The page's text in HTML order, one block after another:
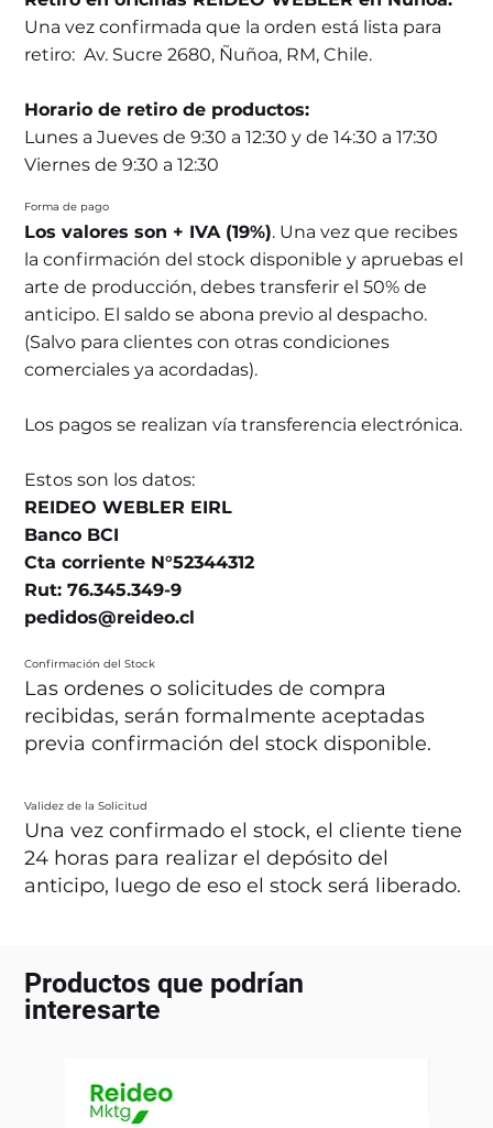
Una vez confirmada que la orden está lista para
retiro: Av. Sucre 2680, Ñuñoa, RM, Chile.
Horario de retiro de productos:
Lunes a Jueves de 9:30 a 12:30 y de 14:30 a 17:30
Viernes de 9:30 a 12:30
Forma de pago
Los valores son + IVA (19%). Una vez que recibes
la confirmación del stock disponible y apruebas el
arte de producción, debes transferir el 50% de
anticipo. El saldo se abona previo al despacho.
(Salvo para clientes con otras condiciones
comerciales ya acordadas).
Los pagos se realizan vía transferencia electrónica.
Estos son los datos:
REIDEO WEBLER EIRL
Banco BCI
Cta corriente N°52344312
Rut: 76.345.349-9
pedidos@reideo.cl
Confirmación del Stock
Las ordenes o solicitudes de compra
recibidas, serán formalmente aceptadas
previa confirmación del stock disponible.
Validez de la Solicitud
Una vez confirmado el stock, el cliente tiene
24 horas para realizar el depósito del
anticipo, luego de eso el stock será liberado.
Productos que podrían
interesarte